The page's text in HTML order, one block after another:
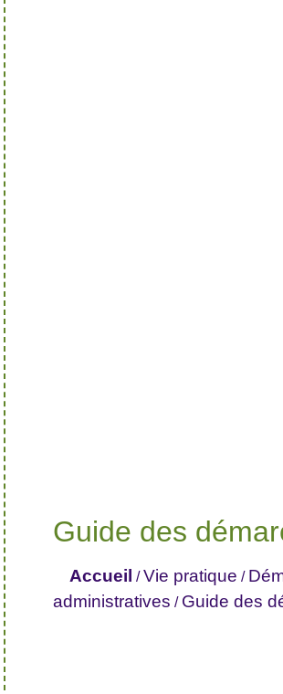
Guide des
Accueil /Vie pratique /
administratives / Guide des